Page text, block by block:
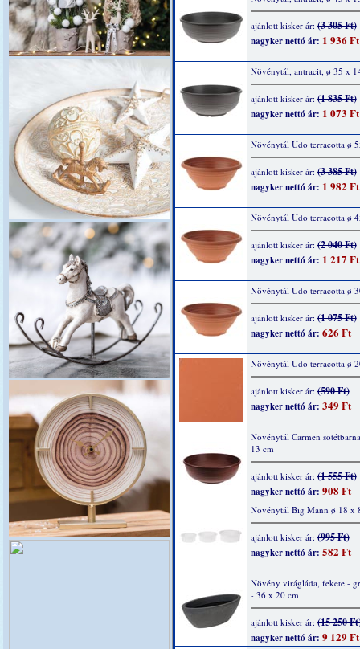
ajánlott kisker ár:(3 305 Ft)
nagyker nettó ár: 1 936 Ft
Növénytál, antracit, ø 35 x
ajánlott kisker ár:(1 835 Ft)
nagyker nettó ár: 1 073 Ft
Növénytál Udo terracotta ø
ajánlott kisker ár:(3 385 Ft)
nagyker nettó ár: 1 982 Ft
Növénytál Udo terracotta ø
ajánlott kisker ár:(2 040 Ft)
nagyker nettó ár: 1 217 Ft
Növénytál Udo terracotta ø
ajánlott kisker ár:(1 075 Ft)
nagyker nettó ár: 626 Ft
Növénytál Udo terracotta ø
ajánlott kisker ár:(590 Ft)
nagyker nettó ár: 349 Ft
Növénytál Carmen
13 cm
ajánlott kisker ár:(1 555 Ft)
nagyker nettó ár: 908 Ft
Növénytál Big Mann ø 18 x
ajánlott kisker ár:(995 Ft)
nagyker nettó ár: 582 Ft
Növény virágláda, fekete -
- 36 x 20 cm
ajánlott kisker ár:(15 250
nagyker nettó ár: 9 129 Ft